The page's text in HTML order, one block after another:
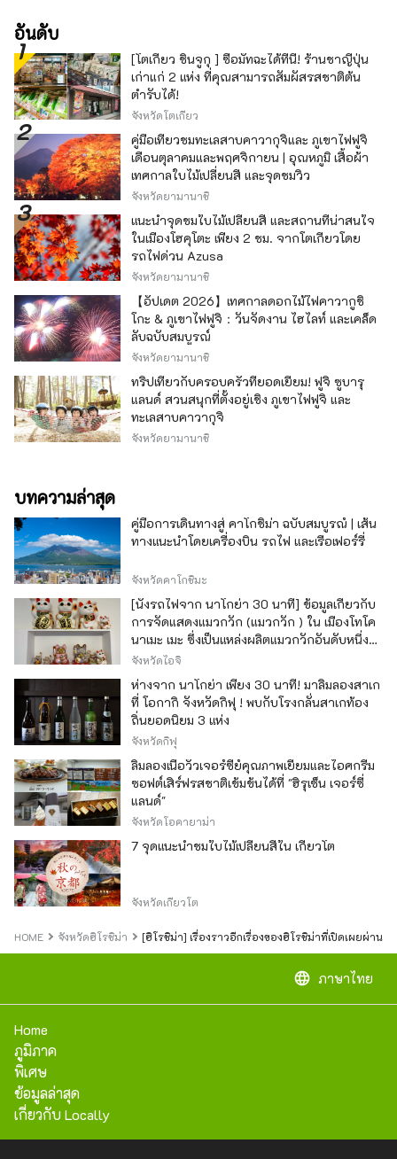
อันดับ
[โตเกียว ชินจูกุ ] ซื้อมัทฉะได้ที่นี่! ร้านชาญี่ปุ่น
เก่าแก่ 2 แห่ง ที่คุณสามารถสัมผัสรสชาติต้น
ตำรับได้!
จังหวัดโตเกียว
คู่มือเที่ยวชมทะเลสาบคาวากุจิและ ภูเขาไฟฟูจิ
เดือนตุลาคมและพฤศจิกายน | อุณหภูมิ เสื้อผ้า
เทศกาลใบไม้เปลี่ยนสี และจุดชมวิว
จังหวัดยามานาชิ
แนะนำจุดชมใบไม้เปลี่ยนสี และสถานที่น่าสนใจ
ในเมืองโฮคุโตะ เพียง 2 ชม. จากโตเกียวโดย
รถไฟด่วน Azusa
จังหวัดยามานาชิ
【อัปเดต 2026】เทศกาลดอกไม้ไฟคาวากูชิ
โกะ & ภูเขาไฟฟูจิ：วันจัดงาน ไฮไลท์ และเคล็ด
ลับฉบับสมบูรณ์
จังหวัดยามานาชิ
ทริปเที่ยวกับครอบครัวที่ยอดเยี่ยม! ฟูจิ ซูบารุ
แลนด์ สวนสนุกที่ตั้งอยู่เชิง ภูเขาไฟฟูจิ และ
ทะเลสาบคาวากุจิ
จังหวัดยามานาชิ
บทความล่าสุด
คู่มือการเดินทางสู่ คาโกชิม่า ฉบับสมบูรณ์ | เส้น
ทางแนะนำโดยเครื่องบิน รถไฟ และเรือเฟอร์รี่
จังหวัดคาโกชิมะ
[นั่งรถไฟจาก นาโกย่า 30 นาที] ข้อมูลเกี่ยวกับ
การจัดแสดงแมวกวัก (แมวกวัก ) ใน เมืองโทโค
นาเมะ เมะ ซึ่งเป็นแหล่งผลิตแมวกวักอันดับหนึ่ง
ของญี่ปุ่น
จังหวัดไอจิ
ห่างจาก นาโกย่า เพียง 30 นาที! มาลิ้มลองสาเก
ที่ โอกากิ จังหวัดกิฟุ ! พบกับโรงกลั่นสาเกท้อง
ถิ่นยอดนิยม 3 แห่ง
จังหวัดกิฟุ
ลิ้มลองเนื้อวัวเจอร์ซีย์คุณภาพเยี่ยมและไอศกรีม
ซอฟต์เสิร์ฟรสชาติเข้มข้นได้ที่ "ฮิรุเซ็น เจอร์ซี่
แลนด์"
จังหวัดโอคายาม่า
7 จุดแนะนำชมใบไม้เปลี่ยนสีใน เกียวโต
จังหวัดเกียวโต
HOME จังหวัดฮิโรชิม่า [ฮิโรชิม่า] เรื่องราวอีกเรื่องของฮิโรชิม่าที่เปิดเผยผ่าน
language ภาษาไทย
Home
ภูมิภาค
พิเศษ
ข้อมูลล่าสุด
เกี่ยวกับ Locally